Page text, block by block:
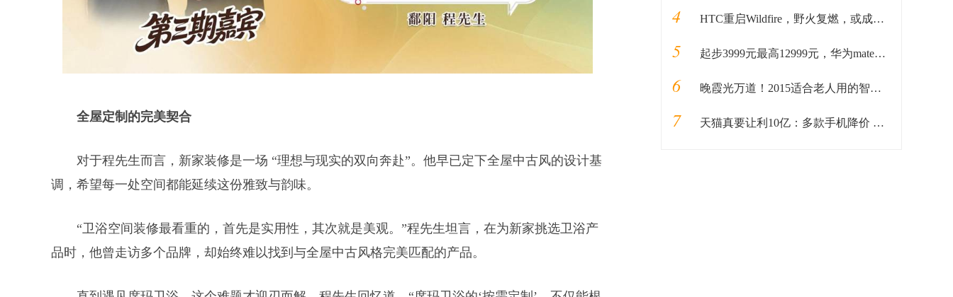
全屋定制的完美契合
对于程先生而言，新家装修是一场 “理想与现实的双向奔赴”。他早已定下全屋中古风的设计基
调，希望每一处空间都能延续这份雅致与韵味。
“卫浴空间装修最看重的，首先是实用性，其次就是美观。”程先生坦言，在为新家挑选卫浴产
品时，他曾走访多个品牌，却始终难以找到与全屋中古风格完美匹配的产品。
4 HTC重启Wildfire，野火复燃，或成今年HTC第一部新机
5 起步3999元最高12999元，华为mate20系列最全价格奉上
6 晚霞光万道！2015适合老人用的智能手机推荐
7 天猫真要让利10亿：多款手机降价 最多超600元！